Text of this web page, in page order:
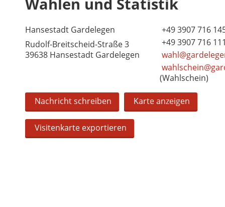
Hansestadt Gardelegen
Rudolf-Breitscheid-Straße 3
39638 Hansestadt Gardelegen
+49 3907 716
+49 3907 716
(Wahlschein)
Nachricht schreiben Karte anzeigen
Visitenkarte exportieren